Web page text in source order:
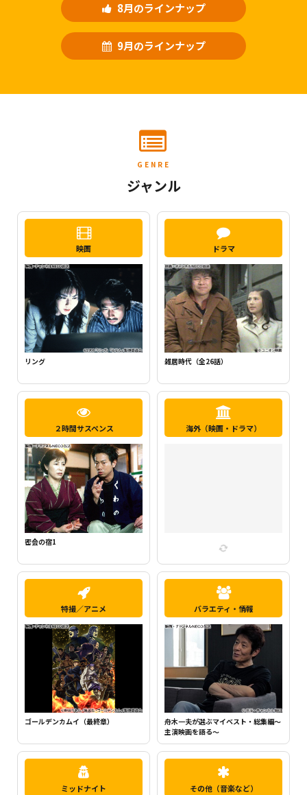
8月のラインナップ
9月のラインナップ
GENRE
ジャンル
映画
らせん
ドラマ
新・ミナミの帝王1（千原ジュニア主
２時間サスペンス
密会の宿2
海外（映画・ドラマ）
特撮／アニメ
ちいかわ（シーズン1）（全120話）
バラエティ・情報
町中華で飲ろうぜ
ミッドナイト その他（音楽など）